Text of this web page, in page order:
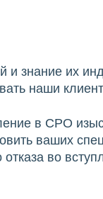
и знание их
наши
в СРО
ваших
во